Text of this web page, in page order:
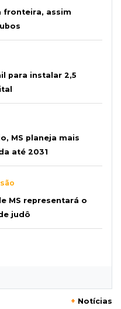
fronteira, assim
para instalar 2,5
MS planeja mais
até 2031
MS representará o
judô
+ Notícias